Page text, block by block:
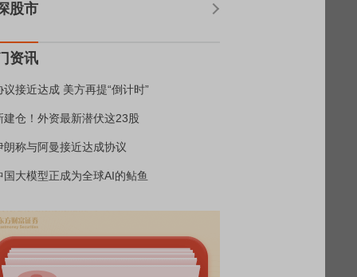
股市
资讯
议接近达成 美方再提“倒计时”
建仓！外资最新潜伏这23股
朗称与阿曼接近达成协议
国大模型正成为全球AI的鲇鱼